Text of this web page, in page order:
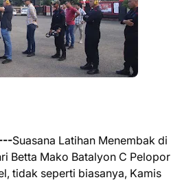
Suasana Latihan Menembak di
Betta Mako Batalyon C Pelopor
tidak seperti biasanya, Kamis